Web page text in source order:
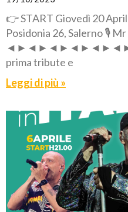
👉 START Giovedì 20
Posidonia 26, Salerno 🎙️
prima tribute e
Leggi di più »